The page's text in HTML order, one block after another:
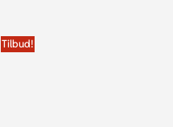
Tilbud!